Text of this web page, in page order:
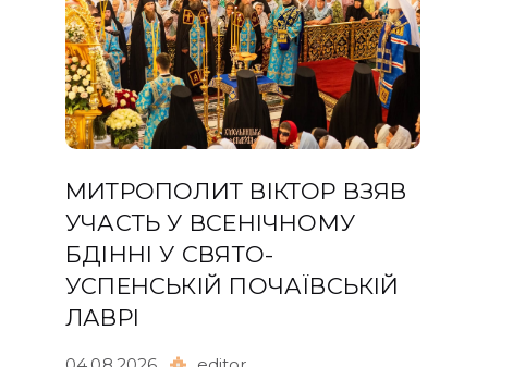
МИТРОПОЛИТ ВІКТОР ВЗЯВ
УЧАСТЬ У ВСЕНІЧНОМУ
БДІННІ У СВЯТО-
УСПЕНСЬКІЙ ПОЧАЇВСЬКІЙ
ЛАВРІ